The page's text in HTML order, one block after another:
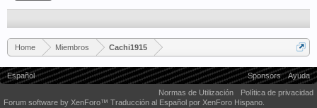
Home Miembros Cachi1915
Español Sponsors
Ayuda
Normas de Utilización
Política de privacidad
Forum software by XenForo™ Traducción al Español por XenForo Hispano.